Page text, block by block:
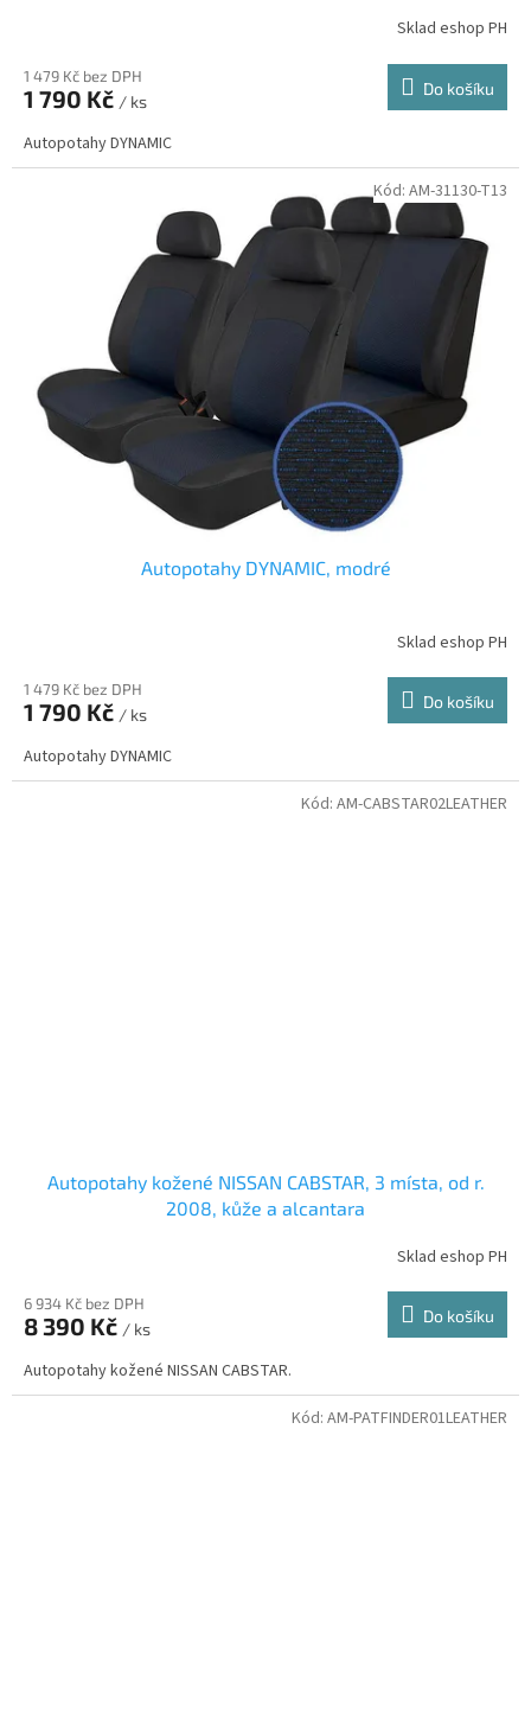
Sklad eshop PH
1 479 Kč bez DPH
1 790 Kč / ks
Do košíku
Autopotahy DYNAMIC
Autopotahy DYNAMIC, modré
Sklad eshop PH
1 479 Kč bez DPH
1 790 Kč / ks
Do košíku
Autopotahy DYNAMIC
Kód: AM-31130-T13
Autopotahy kožené NISSAN CABSTAR, 3 místa, od r.
2008, kůže a alcantara
Sklad eshop PH
6 934 Kč bez DPH
8 390 Kč / ks
Do košíku
Autopotahy kožené NISSAN CABSTAR.
Kód: AM-CABSTAR02LEATHER
Kód: AM-PATFINDER01LEATHER